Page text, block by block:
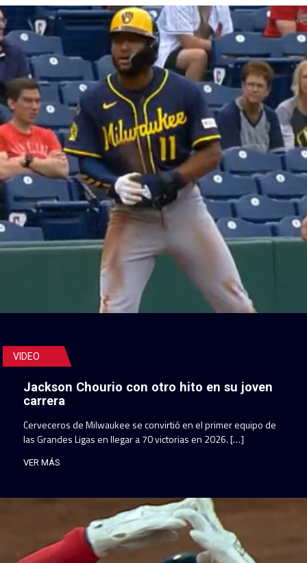
VIDEO
Jackson Chourio con otro hito en su joven
carrera
Cerveceros de Milwaukee se convirtió en el primer equipo de
las Grandes Ligas en llegar a 70 victorias en 2026. […]
VER MÁS